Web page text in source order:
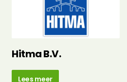
Hitma B.V.
Lees meer